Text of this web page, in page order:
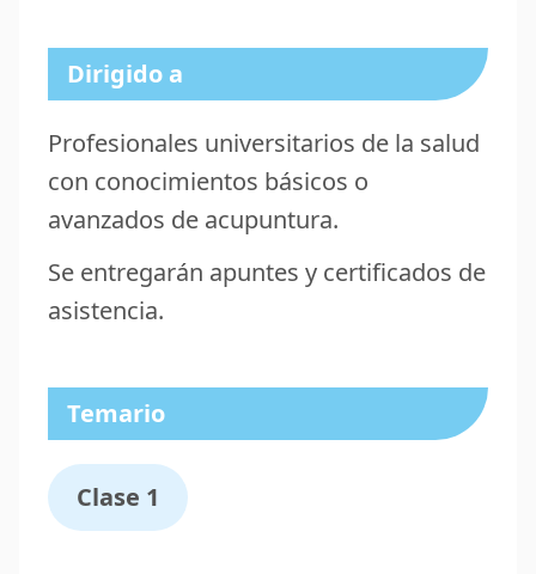
Dirigido a
Profesionales universitarios de la salud
con conocimientos básicos o
avanzados de acupuntura.
Se entregarán apuntes y certificados de
asistencia.
Temario
Clase 1